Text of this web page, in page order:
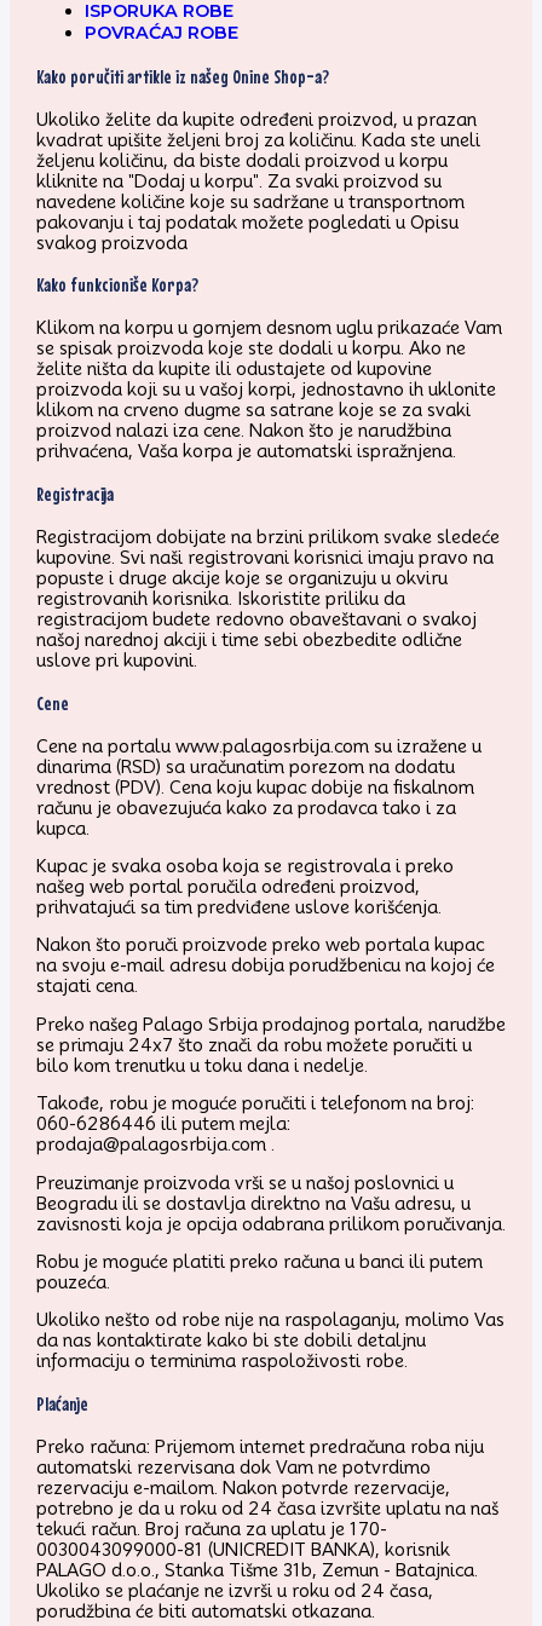
ISPORUKA ROBE
POVRAĆAJ ROBE
Kako poručiti artikle iz našeg Onine Shop-a?
Ukoliko želite da kupite određeni proizvod, u prazan
kvadrat upišite željeni broj za količinu. Kada ste uneli
željenu količinu, da biste dodali proizvod u korpu
kliknite na "Dodaj u korpu". Za svaki proizvod su
navedene količine koje su sadržane u transportnom
pakovanju i taj podatak možete pogledati u Opisu
svakog proizvoda
Kako funkcioniše Korpa?
Klikom na korpu u gornjem desnom uglu prikazaće Vam
se spisak proizvoda koje ste dodali u korpu. Ako ne
želite ništa da kupite ili odustajete od kupovine
proizvoda koji su u vašoj korpi, jednostavno ih uklonite
klikom na crveno dugme sa satrane koje se za svaki
proizvod nalazi iza cene. Nakon što je narudžbina
prihvaćena, Vaša korpa je automatski ispražnjena.
Registracija
Registracijom dobijate na brzini prilikom svake sledeće
kupovine. Svi naši registrovani korisnici imaju pravo na
popuste i druge akcije koje se organizuju u okviru
registrovanih korisnika. Iskoristite priliku da
registracijom budete redovno obaveštavani o svakoj
našoj narednoj akciji i time sebi obezbedite odlične
uslove pri kupovini.
Cene
Cene na portalu www.palagosrbija.com su izražene u
dinarima (RSD) sa uračunatim porezom na dodatu
vrednost (PDV). Cena koju kupac dobije na fiskalnom
računu je obavezujuća kako za prodavca tako i za
kupca.
Kupac je svaka osoba koja se registrovala i preko
našeg web portal poručila određeni proizvod,
prihvatajući sa tim predviđene uslove korišćenja.
Nakon što poruči proizvode preko web portala kupac
na svoju e-mail adresu dobija porudžbenicu na kojoj će
stajati cena.
Preko našeg Palago Srbija prodajnog portala, narudžbe
se primaju 24x7 što znači da robu možete poručiti u
bilo kom trenutku u toku dana i nedelje.
Takođe, robu je moguće poručiti i telefonom na broj:
060-6286446 ili putem mejla:
prodaja@palagosrbija.com .
Preuzimanje proizvoda vrši se u našoj poslovnici u
Beogradu ili se dostavlja direktno na Vašu adresu, u
zavisnosti koja je opcija odabrana prilikom poručivanja.
Robu je moguće platiti preko računa u banci ili putem
pouzeća.
Ukoliko nešto od robe nije na raspolaganju, molimo Vas
da nas kontaktirate kako bi ste dobili detaljnu
informaciju o terminima raspoloživosti robe.
Plaćanje
Preko računa: Prijemom internet predračuna roba niju
automatski rezervisana dok Vam ne potvrdimo
rezervaciju e-mailom. Nakon potvrde rezervacije,
potrebno je da u roku od 24 časa izvršite uplatu na naš
tekući račun. Broj računa za uplatu je 170-
0030043099000-81 (UNICREDIT BANKA), korisnik
PALAGO d.o.o., Stanka Tišme 31b, Zemun - Batajnica.
Ukoliko se plaćanje ne izvrši u roku od 24 časa,
porudžbina će biti automatski otkazana.